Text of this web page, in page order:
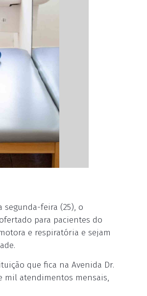
segunda-feira (25), o
para pacientes do
e respiratória e sejam
que fica na Avenida Dr.
mil atendimentos mensais,